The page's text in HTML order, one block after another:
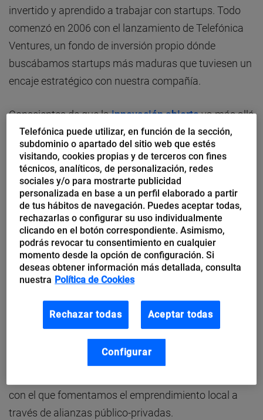
invertido y aprendido a trabajar con startups. Todo
comenzó en 2006 con el lanzamiento de Telefónica
Ventures, un fondo de inversión propio dónde
buscábamos startups más maduras que tuviesen un
encaje estratégico con nuestra compañía.
Conscientes de que lainnovación abiertava más allá
de los grandes hubs de Silicon Valley o Israel, en 2011
pusimos en marcha Wayra, un proyecto con el que
nos convertimos en pioneros en la creación de una
red de aceleradoras capaces de invertir en startups
más jóvenes en plena fase de crecimiento.
Actualmente, uno de los valores diferenciales de
Wayraes la capacidad de ayudar a las startups a
escalar y a desarrollar negocio de manera conjunta
con Telefónica.
Un año más tarde, pusimos en marcha Telefónica
fondos especializados de terceros que nos permitió
acceder a mercados clave. En el año 2014, lanzamos
con el que fomentamos el emprendimiento local a
través de alianzas público-privadas.
Telefónica puede utilizar, en función de la sección,
subdominio o apartado del sitio web que estés
visitando, cookies propias y de terceros con fines
técnicos, analíticos, de personalización, redes
sociales y/o para mostrarte publicidad
personalizada en base a un perfil elaborado a partir
de tus hábitos de navegación. Puedes aceptar todas,
rechazarlas o configurar su uso individualmente
clicando en el botón correspondiente. Asimismo,
podrás revocar tu consentimiento en cualquier
momento desde la opción de configuración. Si
deseas obtener información más detallada, consulta
nuestra Política de Cookies
Rechazar todas Aceptar todas
Configurar